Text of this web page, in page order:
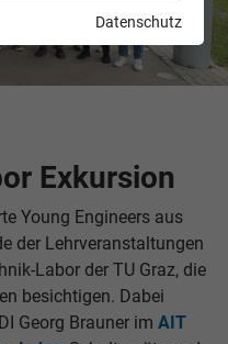
Exkursion
Young Engineers aus
der Lehrveranstaltungen
Labor der TU Graz, die
besichtigen. Dabei
Georg Brauner im AIT
Datenschutz